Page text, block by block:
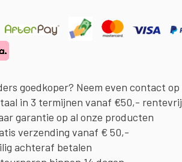
goedkoper? Neem even contact op
in 3 termijnen vanaf €50,- rentevrij
garantie op al onze producten
verzending vanaf € 50,-
achteraf betalen